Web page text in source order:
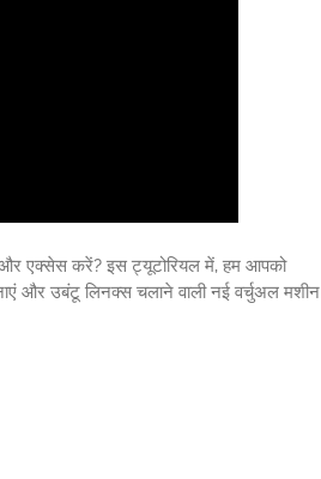
एक्सेस करें? इस ट्यूटोरियल में, हम आपको
और उबंटू लिनक्स चलाने वाली नई वर्चुअल मशीन